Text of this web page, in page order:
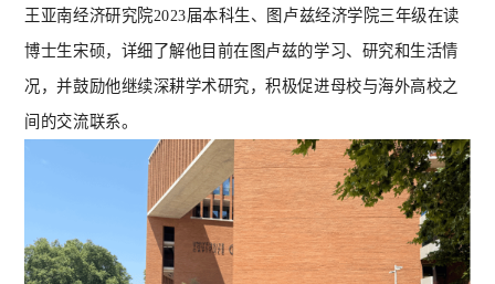
王亚南经济研究院2023届本科生、图卢兹经济学院三年级在读
博士生宋硕，详细了解他目前在图卢兹的学习、研究和生活情
况，并鼓励他继续深耕学术研究，积极促进母校与海外高校之
间的交流联系。